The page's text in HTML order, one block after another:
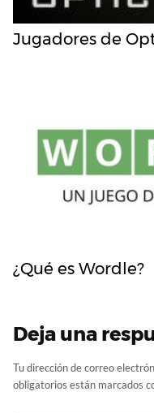
Jugadores de
¿Qué es Wordle?
Deja una
Tu dirección de correo
obligatorios están marcados